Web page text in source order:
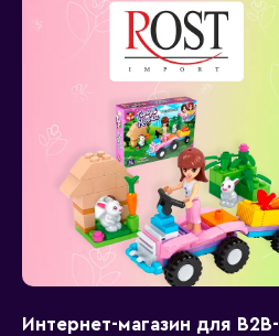
Интернет-магазин для B2B-